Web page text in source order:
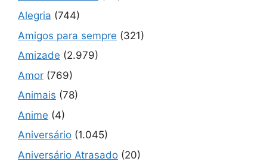
Alegria (744)
Amigos para sempre (321)
Amizade (2.979)
Amor (769)
Animais (78)
Anime (4)
Aniversário (1.045)
Aniversário Atrasado (20)